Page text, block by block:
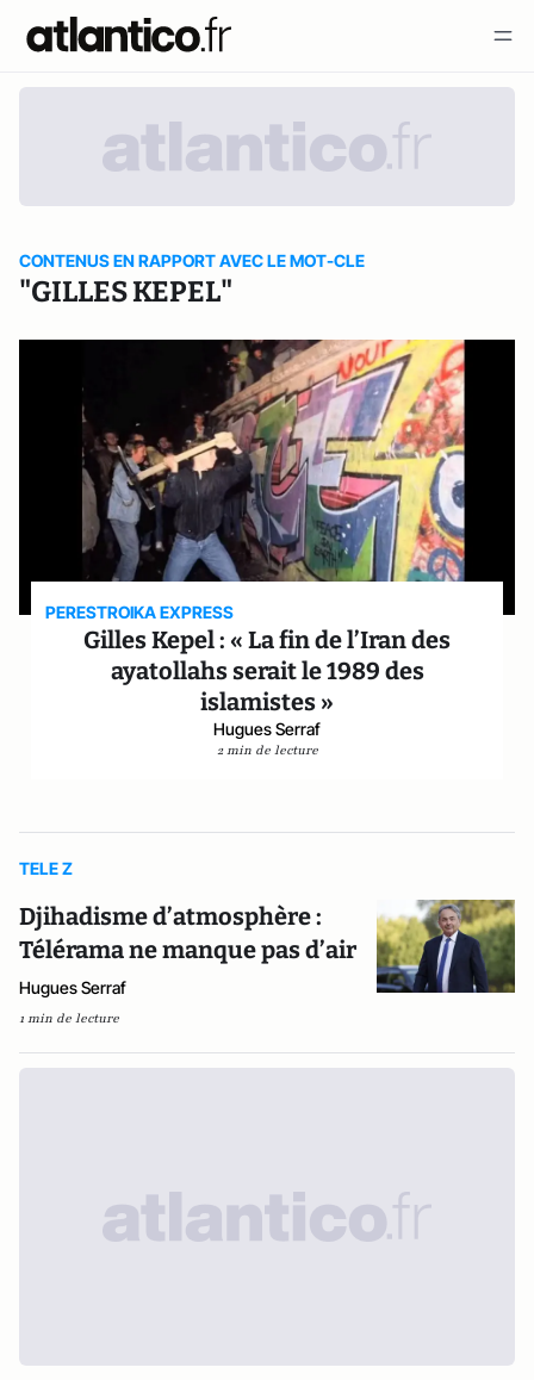
CONTENUS EN RAPPORT AVEC LE MOT-CLE
"GILLES KEPEL"
PERESTROIKA EXPRESS
Gilles Kepel : « La fin de l’Iran des
ayatollahs serait le 1989 des
islamistes »
Hugues Serraf
2 min de lecture
TELE Z
Djihadisme d’atmosphère :
Télérama ne manque pas d’air
Hugues Serraf
1 min de lecture